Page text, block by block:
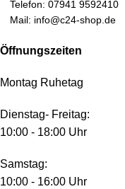
Telefon: 07941 9592410
Mail: info@c24-shop.de
Öffnungszeiten
Montag Ruhetag
Dienstag- Freitag:
10:00 - 18:00 Uhr
Samstag:
10:00 - 16:00 Uhr